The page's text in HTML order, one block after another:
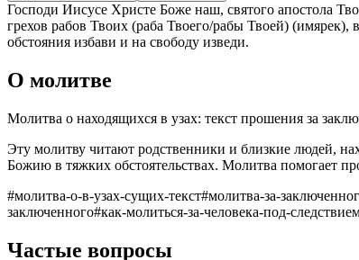
Господи Иисусе Христе Боже наш, святого апостола
грехов рабов Твоих (раба Твоего/рабы Твоей)
обстояния избави и на свободу изведи.
О молитве
Молитва о находящихся в узах: текст прошения за
Эту молитву читают родственники и близкие людей,
Божию в тяжких обстоятельствах. Молитва помогает
#молитва-о-в-узах-сущих-текст#молитва-за-
заключенного#как-молиться-за-человека-под-
Частые вопросы